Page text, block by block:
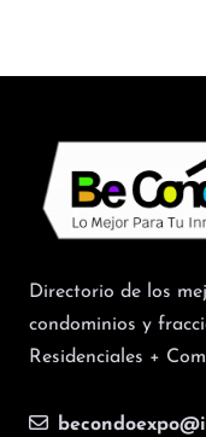
Directorio de los
condominios y
Residenciales +